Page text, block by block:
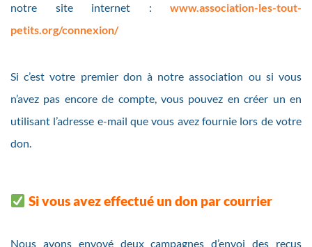
notre site internet : www.association-les-tout-
petits.org/connexion/
Si c’est votre premier don à notre association ou si vous
n’avez pas encore de compte, vous pouvez en créer un en
utilisant l’adresse e-mail que vous avez fournie lors de votre
don.
Si vous avez effectué un don par courrier
Nous avons envoyé deux campagnes d’envoi des reçus